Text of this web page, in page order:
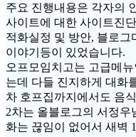
주요 진행내용은 각자의
사이트에 대한 사이트진
적화실정 및 방안, 블로그
이야기등이 있었습니다.
오프모임치고는 고급메
는데 다들 진지하게 대화
차 호프집까지에서도 음
2차는 올블로그의 서정우
화는 끊임이 없어서 새벽